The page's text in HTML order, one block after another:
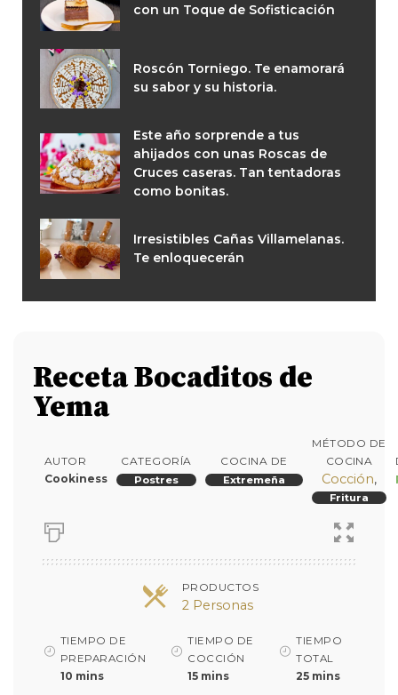
con un Toque de Sofisticación
Roscón Torniego. Te enamorará
su sabor y su historia.
Este año sorprende a tus
ahijados con unas Roscas de
Cruces caseras. Tan tentadoras
como bonitas.
Irresistibles Cañas Villamelanas.
Te enloquecerán
Receta Bocaditos de
Yema
AUTOR
Cookiness
CATEGORÍA
Postres
COCINA DE
Extremeña
MÉTODO DE
COCINA
Cocción,
Fritura
PRODUCTOS
2 Personas
TIEMPO DE
PREPARACIÓN
10 mins
TIEMPO DE
COCCIÓN
15 mins
TIEMPO
TOTAL
25 mins